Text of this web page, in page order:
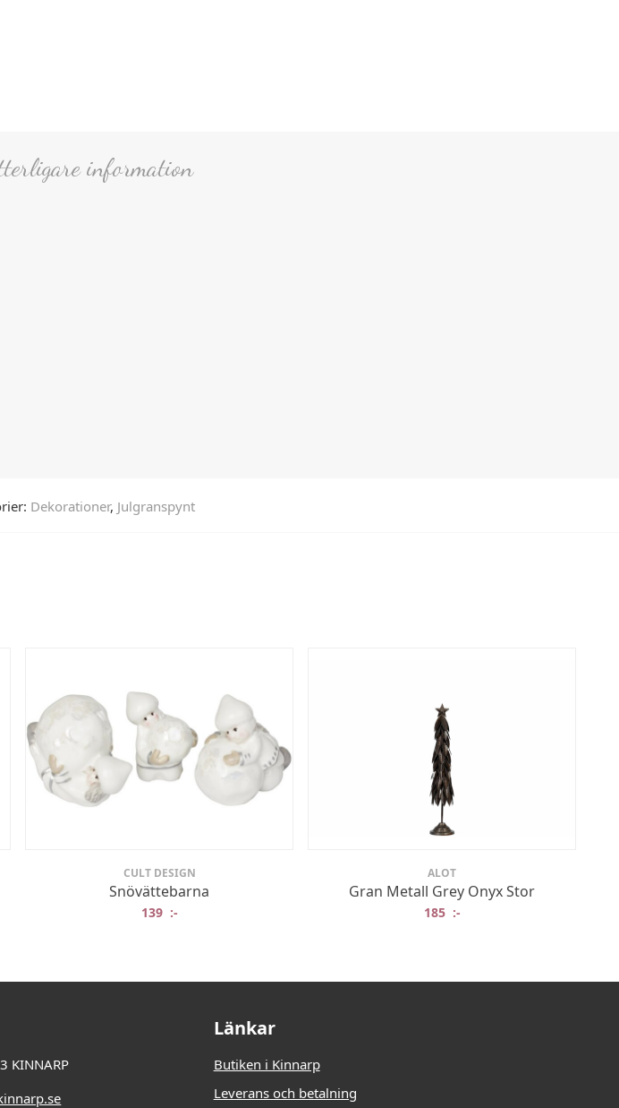
information
Dekorationer, Julgranspynt
CULT DESIGN
Snövättebarna
139 :-
ALOT
Gran Metall Grey Onyx Stor
185 :-
KINNARP
Länkar
Butiken i Kinnarp
Leverans och betalning